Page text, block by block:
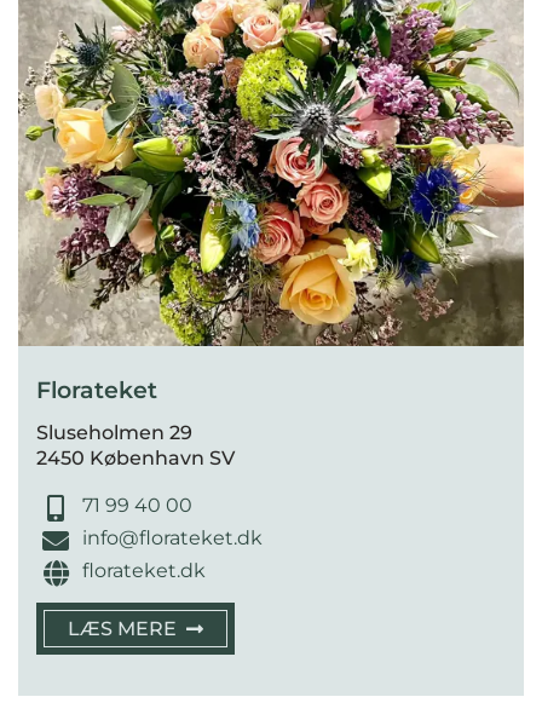
Florateket
Sluseholmen 29
2450 København SV
71 99 40 00
info@florateket.dk
florateket.dk
LÆS MERE